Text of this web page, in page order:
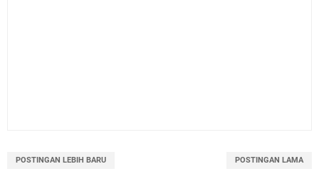
POSTINGAN LEBIH BARU POSTINGAN LAMA